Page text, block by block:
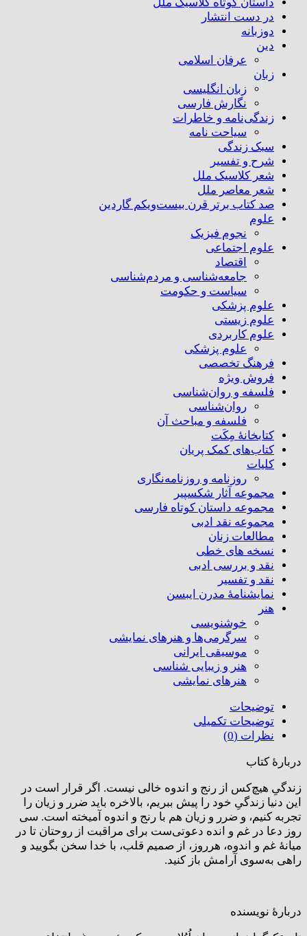
در دست انتشار
دوزبانه
دین
عرفان اسلامی
زبان
زبان انگلیسی
نگارش فارسی
زندگی‌نامه و خاطرات
سیاحت نامه
سبک زندگی
شرح و تفسیر
شعر کلاسیک ملل
شعر معاصر ملل
صد کتاب برتر قرن بیست‌و‌یکم گاردین
علوم
نجوم فیزیک
علوم اجتماعی
اقتصاد
جامعه‌شناسی و مردم‌شناسی
سیاست و حکومت
علوم پزشکی
علوم زیستی
علوم کاربردی
علوم پزشکی
فرهنگ تخصصی
فروش ویژه
فلسفه و روان‌شناسی
روان‌شناسی
فلسفه و مباحث آن
کتابخانۀ مِکَت
کتاب‌های کمک پریان
کلیات
روزنامه و روزنامه‌نگاری
مجموعه آثار شکسپیر
مجموعه داستان کوتاه فارسی
مجموعه نقد ادبی
مطالعات زنان
نسخه های خطی
نقد و بررسی ادبی
نقد و تفسیر
نمایشنامۀ مدرن ایبسن
هنر
خوشنویسی
سرگرمی‌ها و هنرهای نمایشی
موسیقی ایرانی
هنر و زیبایی شناسی
هنر‌های نمایشی
توضیحات
توضیحات تکمیلی
نظرات (0)
دربارۀ کتاب
زندگیِ هیچ‌کس از رنج و اندوه خالی نیست. اگر قرار است در
این دنیا زندگیِ خود را پیش ببریم، بالاخره باید ضرر و زیان را
تجربه کنیم، و ضرر و زیان هم با رنج و اندوه آمیخته است. سی
روز دعا در غم و انده دعوتی‌ست برای مراقبت از روحتان تا در
میانۀ غم و اندوه، هرروز، از صمیم قلب، با خدا سخن بگویید و
راهی به‌سوی آرامش باز کنید.
دربارۀ نویسنده